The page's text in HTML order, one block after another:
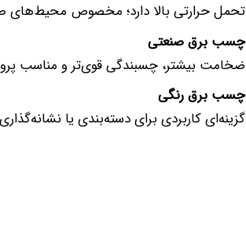
تحمل حرارتی بالا دارد؛ مخصوص محیط‌های
چسب برق صنعتی
ضخامت بیشتر، چسبندگی قوی‌تر و مناسب
چسب برق رنگی
گزینه‌ای کاربردی برای دسته‌بندی یا